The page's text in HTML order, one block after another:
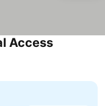
AccessSe priser